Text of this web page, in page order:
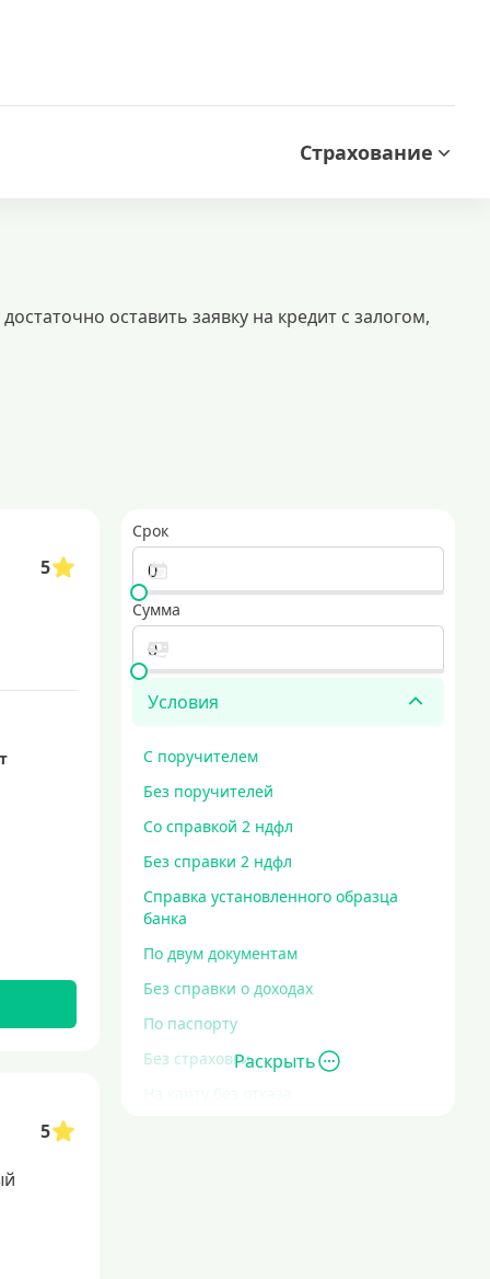
Страхование
оставить заявку на кредит с залогом,
ипотеки для возведения собственного дома
кредит за 5 минут
Срок
Сумма
Условия
С поручителем
Без поручителей
Со справкой 2 ндфл
Без справки 2 ндфл
Справка установленного образца
банка
По двум документам
Без справки о доходах
По паспорту
Без страховки
На карту без отказа
Раскрыть
5
5